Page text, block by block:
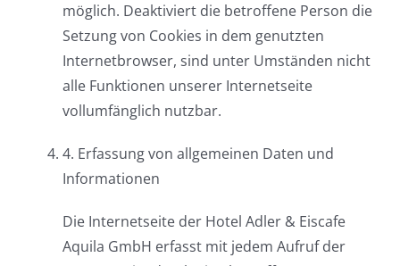
möglich. Deaktiviert die betroffene Person die
Setzung von Cookies in dem genutzten
Internetbrowser, sind unter Umständen nicht
alle Funktionen unserer Internetseite
vollumfänglich nutzbar.
4. Erfassung von allgemeinen Daten und
Informationen
Die Internetseite der Hotel Adler & Eiscafe
Aquila GmbH erfasst mit jedem Aufruf der